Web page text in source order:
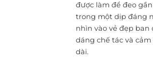
được làm để đeo
trong một dịp đáng
nhìn vào vẻ đẹp ban
dáng chế tác và
dài.